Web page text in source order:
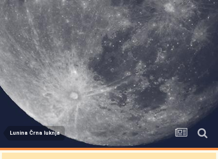
Lunina Črna luknja